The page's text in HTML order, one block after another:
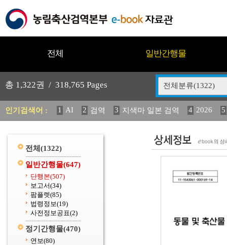
전체 일반간행물
총 1,322권 / 318,765 Pages 전체분류(1322)
인기검색어 : 1 AI 2 검역 3 지색마 일본 검역 4 2026
5
11 2025 12 중독성 식물 도감 13 媛 異 14
전체 (1322)
일반간행물(647)
단행본(507)
보고서(34)
팜플렛(85)
법령정보(19)
사전정보공표(2)
정기간행물(470)
연보(80)